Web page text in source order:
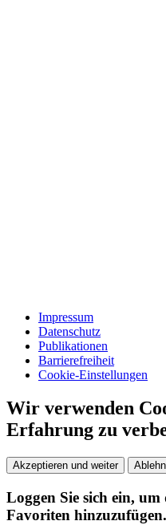
Impressum
Datenschutz
Publikationen
Barrierefreiheit
Cookie-Einstellungen
Wir verwenden
Erfahrung zu
Akzeptieren und weiter
Loggen Sie sich ein,
Favoriten hinzuzufügen.